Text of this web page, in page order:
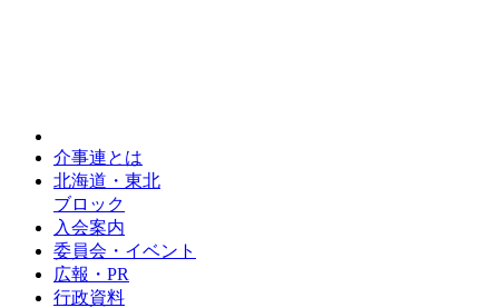
介事連とは
北海道・東北
ブロック
入会案内
委員会・イベント
広報・PR
行政資料